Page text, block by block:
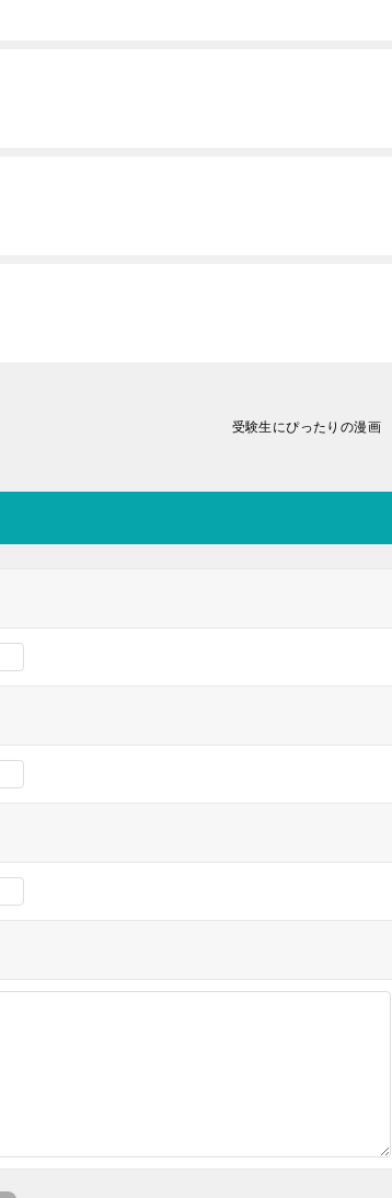
受験生にぴったりの漫画